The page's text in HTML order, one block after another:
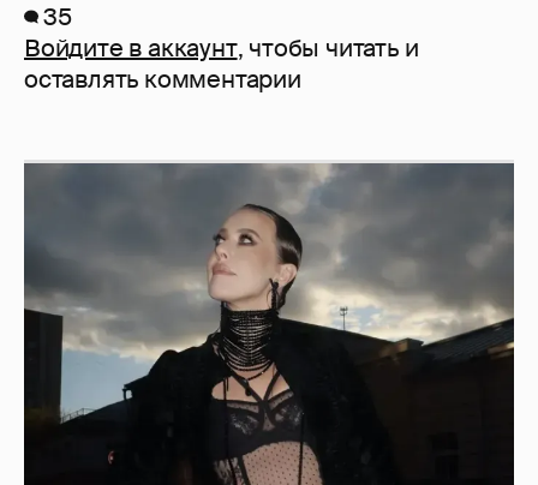
35
Войдите в аккаунт, чтобы читать и
оставлять комментарии